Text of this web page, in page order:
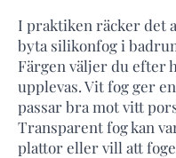
I praktiken räcker det
byta silikonfog i
Färgen väljer du efter
upplevas. Vit fog ger
passar bra mot vitt
Transparent fog kan
plattor eller vill att